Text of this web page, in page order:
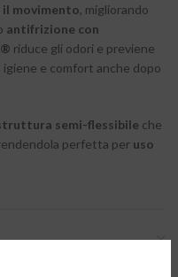
movimento, migliorando
antifrizione con
riduce gli odori e previene
e comfort anche dopo
semi-flessibile che
perfetta per uso